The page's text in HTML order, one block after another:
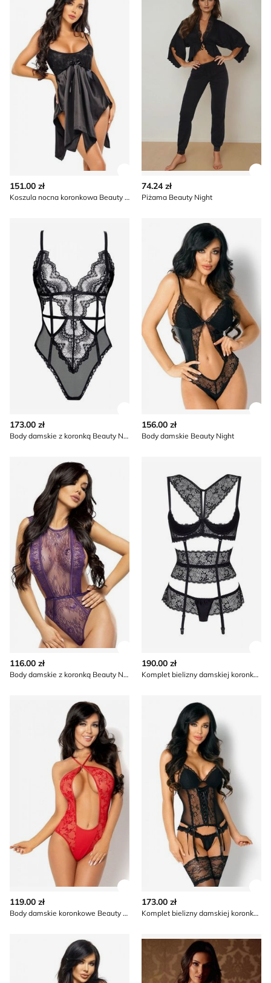
151.00 zł
Koszula nocna koronkowa Beauty Night
74.24 zł
Piżama Beauty Night
173.00 zł
Body damskie z koronką Beauty Night
Body damskie Beauty Night
156.00 zł
Body damskie Beauty Night
Body damskie z koronką Beauty Night
116.00 zł
Body damskie z koronką Beauty Night
190.00 zł
Komplet bielizny damskiej koronkowy Beauty Night
Body damskie koronkowe Beauty Night
119.00 zł
Body damskie koronkowe Beauty Night
Komplet bielizny damskiej
173.00 zł
Komplet bielizny damskiej koronkowy Beauty Night
Komplet bielizny damskiej koronkowy Beauty Night
Komplet bielizny damskiej z